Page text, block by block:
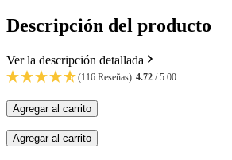
Descripción del producto
Ver la descripción detallada
(116 Reseñas) 4.72 / 5.00
Agregar al carrito
Agregar al carrito